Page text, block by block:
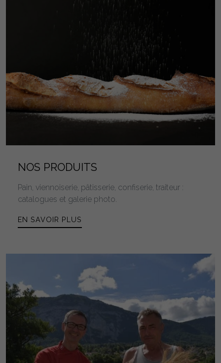
NOS PRODUITS
Pain, viennoiserie, pâtisserie, confiserie, traiteur :
catalogues et galerie photo.
EN SAVOIR PLUS